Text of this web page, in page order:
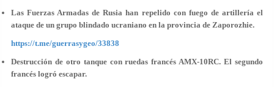
Las Fuerzas Armadas de Rusia han repelido con fuego de artillería el
ataque de un grupo blindado ucraniano en la provincia de Zaporozhie.
https://t.me/guerrasygeo/33838
Destrucción de otro tanque con ruedas francés AMX-10RC. El segundo
francés logró escapar.